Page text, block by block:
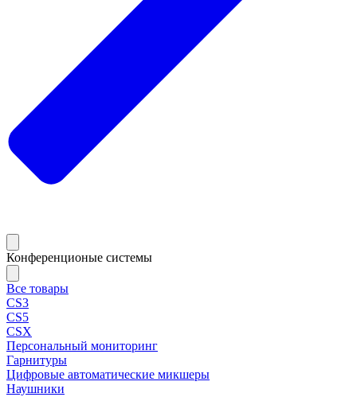
Конференционые системы
Все товары
CS3
CS5
CSX
Персональный мониторинг
Гарнитуры
Цифровые автоматические микшеры
Наушники